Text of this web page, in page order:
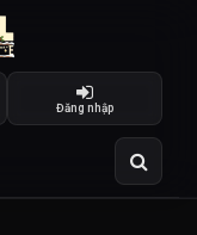
Đăng nhập